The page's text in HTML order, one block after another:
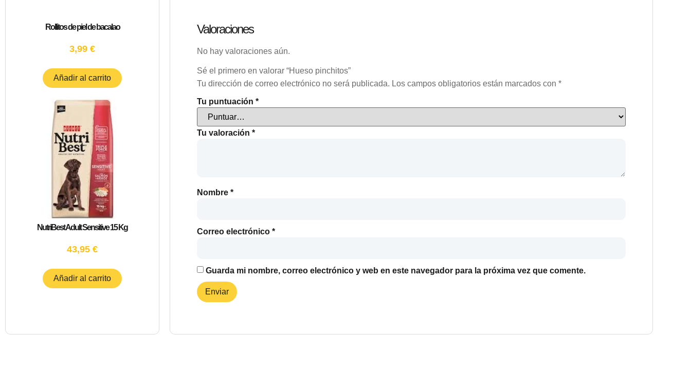
Rollitos de piel de bacalao
3,99 €
Añadir al carrito
NutriBest Adult Sensitive 15 Kg
43,95 €
Añadir al carrito
Valoraciones
No hay valoraciones aún.
Sé el primero en valorar “Hueso pinchitos”
Tu dirección de correo electrónico no será publicada. Los campos obligatorios están marcados con *
Tu puntuación *
Tu valoración *
Nombre *
Correo electrónico *
Guarda mi nombre, correo electrónico y web en este navegador para la próxima vez que comente.